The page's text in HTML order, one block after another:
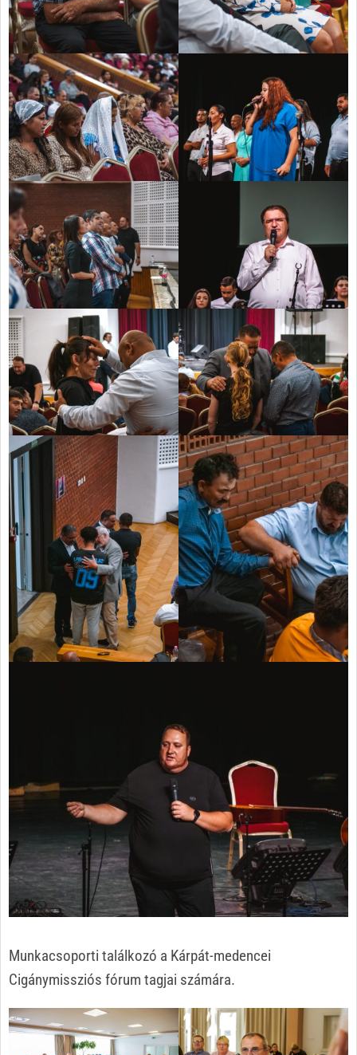
Munkacsoporti találkozó a Kárpát-medencei
Cigánymissziós fórum tagjai számára.